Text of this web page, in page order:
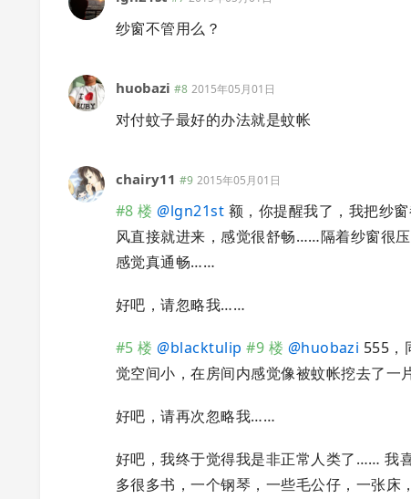
纱窗不管用么？
huobazi #8 2015年05月01日
对付蚊子最好的办法就是蚊帐
chairy11 #9 2015年05月01日
#8 楼 @lgn21st 额，你提醒我了，我把纱
风直接就进来，感觉很舒畅……隔着纱窗很
感觉真通畅……
好吧，请忽略我……
#5 楼 @blacktulip #9 楼 @huobazi 555，
觉空间小，在房间内感觉像被蚊帐挖去了
好吧，请再次忽略我……
好吧，我终于觉得我是非正常人类了…… 我
多很多书，一个钢琴，一些毛公仔，一张